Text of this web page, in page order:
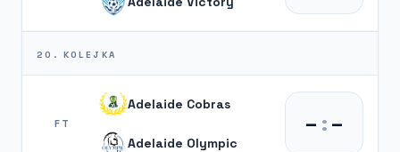
20. KOLEJKA
FT
Adelaide Cobras
Adelaide Olympic
– :–